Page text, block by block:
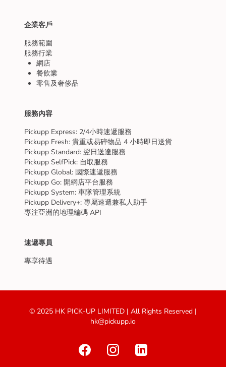
企業客戶
服務範圍
服務行業
網店
餐飲業
零售及奢侈品
服務內容
Pickupp Express: 2/4小時速遞服務
Pickupp Fresh: 貴重或易碎物品 4 小時即日送貨
Pickupp Standard: 翌日送達服務
Pickupp SelfPick: 自取服務
Pickupp Global: 國際速遞服務
Pickupp Go: 開網店平台服務
Pickupp System: 車隊管理系統
Pickupp Delivery+: 專屬速遞兼私人助手
專注亞洲的地理編碼 API
速遞專員
專享待遇
© 2025 HK PICK-UP LIMITED | All Rights Reserved |
hk@pickupp.io